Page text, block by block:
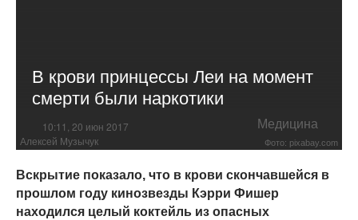
В крови принцессы Леи на момент
смерти были наркотики
10:11, 20 июн 2017 Медицина
Алексей Музычук Фото: pixabay.com
Вскрытие показало, что в крови скончавшейся в
прошлом году кинозвезды Кэрри Фишер
находился целый коктейль из опасных